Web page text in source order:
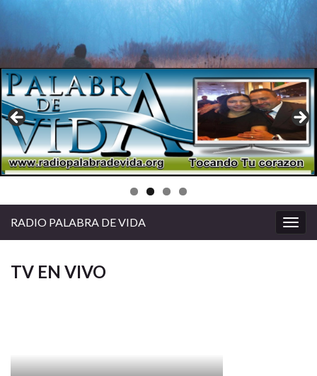
la
RADIO PALABRA DE VIDA
TV EN VIVO